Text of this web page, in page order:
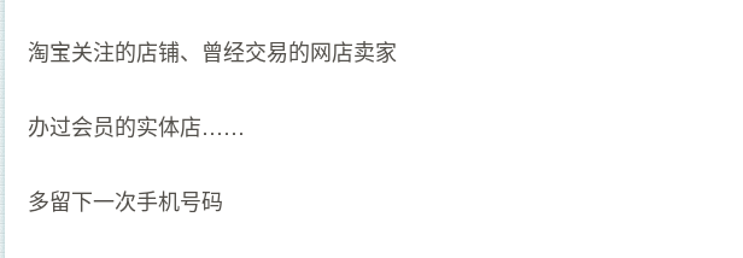
淘宝关注的店铺、曾经交易的网店卖家
办过会员的实体店……
多留下一次手机号码